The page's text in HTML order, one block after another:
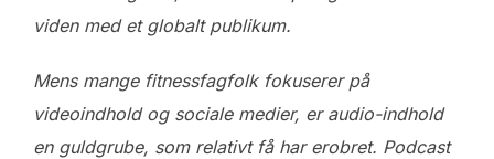
viden med et globalt publikum.
Mens mange fitnessfagfolk fokuserer på
videoindhold og sociale medier, er audio-indhold
en guldgrube, som relativt få har erobret. Podcast